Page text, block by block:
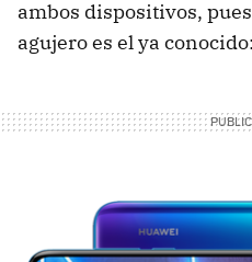
ambos dispositivos,
agujero es el ya